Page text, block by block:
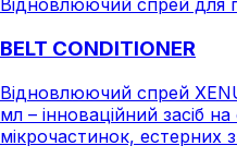
Відновлюючий спрей для
BELT CONDITIONER
Відновлюючий спрей
мл – інноваційний засіб
мікрочастинок, естерних